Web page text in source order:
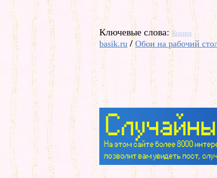
Ключевые слова: Кошки
basik.ru /Обои на рабочий